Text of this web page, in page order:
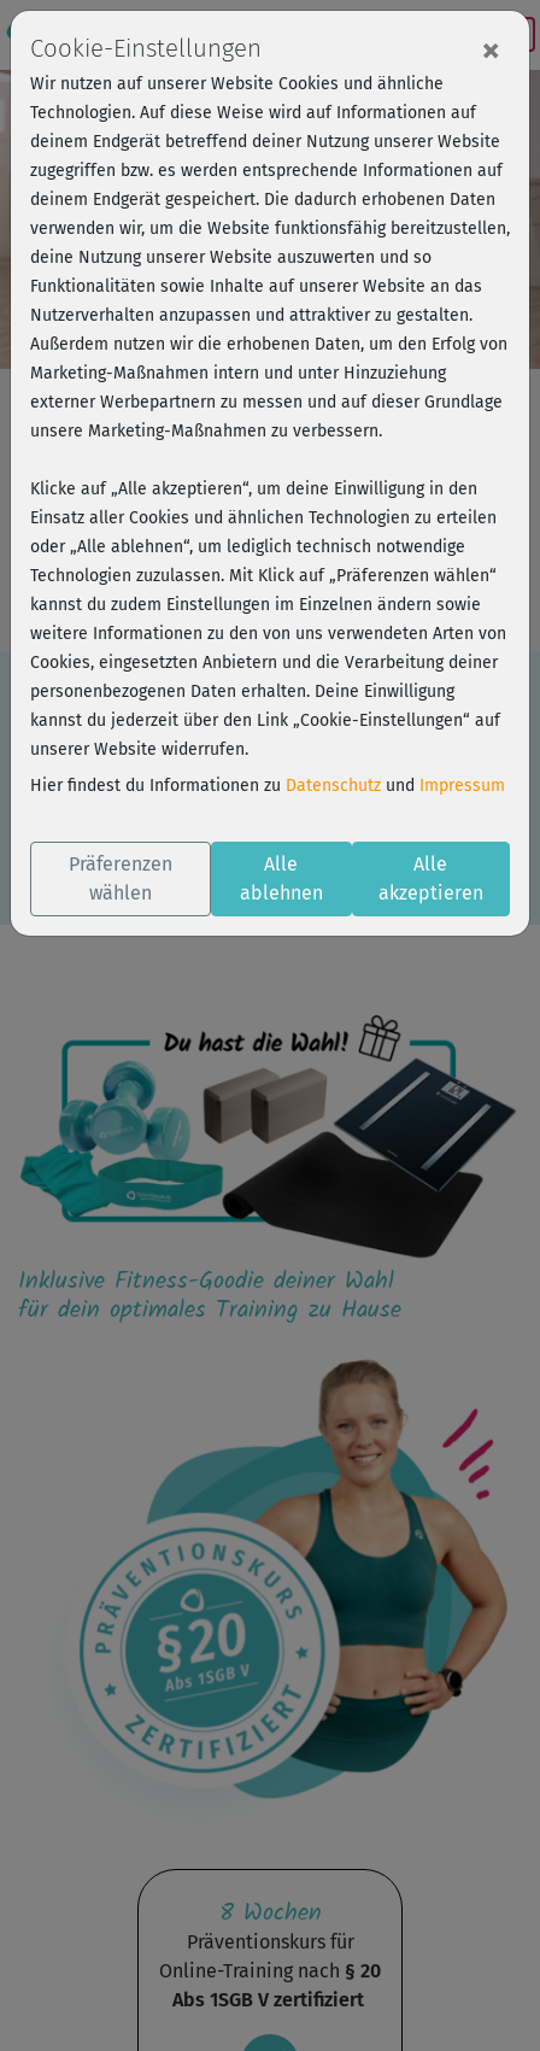
Präventionskurs
PILATES ONLINE - Haltung &
Kraft verbessern
+ gratis Fitness-Goodie
Wunsch-Goodie sichern
Du hast einen Partner-Code? Dann löse ihn hier
ein:
Inklusive Fitness-Goodie deiner Wahl
für dein optimales Training zu Hause
8 Wochen
Präventionskurs für
Online-Training nach § 20
Abs 1SGB V zertifiziert
Cookie-Einstellungen ×
Wir nutzen auf unserer Website Cookies und ähnliche
Technologien. Auf diese Weise wird auf Informationen auf
deinem Endgerät betreffend deiner Nutzung unserer Website
zugegriffen bzw. es werden entsprechende Informationen auf
deinem Endgerät gespeichert. Die dadurch erhobenen Daten
verwenden wir, um die Website funktionsfähig bereitzustellen,
deine Nutzung unserer Website auszuwerten und so
Funktionalitäten sowie Inhalte auf unserer Website an das
Nutzerverhalten anzupassen und attraktiver zu gestalten.
Außerdem nutzen wir die erhobenen Daten, um den Erfolg von
Marketing-Maßnahmen intern und unter Hinzuziehung
externer Werbepartnern zu messen und auf dieser Grundlage
unsere Marketing-Maßnahmen zu verbessern.
Klicke auf „Alle akzeptieren“, um deine Einwilligung in den
Einsatz aller Cookies und ähnlichen Technologien zu erteilen
oder „Alle ablehnen“, um lediglich technisch notwendige
Technologien zuzulassen. Mit Klick auf „Präferenzen wählen“
kannst du zudem Einstellungen im Einzelnen ändern sowie
weitere Informationen zu den von uns verwendeten Arten von
Cookies, eingesetzten Anbietern und die Verarbeitung deiner
personenbezogenen Daten erhalten. Deine Einwilligung
kannst du jederzeit über den Link „Cookie-Einstellungen“ auf
unserer Website widerrufen.
Hier findest du Informationen zu Datenschutz und Impressum
Präferenzen
wählen
Alle
ablehnen
Alle
akzeptieren